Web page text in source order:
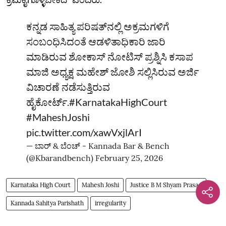
ಕನ್ನಡ ಸಾಹಿತ್ಯ ಪರಿಷತ್‌ನಲ್ಲಿ ಅಕ್ರಮಗಳಿಗೆ
ಸಂಬಂಧಿಸಿದಂತೆ ಆಡಳಿತಾಧಿಕಾರಿ ಜಾರಿ
ಮಾಡಿರುವ ಶೋಕಾಸ್‌ ನೋಟಿಸ್‌ ಪ್ರಶ್ನಿಸಿ ಕಸಾಪ
ಮಾಜಿ ಅಧ್ಯಕ್ಷ ಮಹೇಶ್‌ ಜೋಶಿ ಸಲ್ಲಿಸಿರುವ ಅರ್ಜಿ
ವಿಚಾರಣೆ ನಡೆಸುತ್ತಿರುವ
ಹೈಕೋರ್ಟ್‌.#KarnatakaHighCourt
#MaheshJoshi
pic.twitter.com/xawVxjlArI
— ಬಾರ್‌ & ಬೆಂಚ್ - Kannada Bar & Bench
(@Kbarandbench) February 25, 2026
Karnataka High Court Mahesh Joshi Justice B M Shyam Prasad
Kannada Sahitya Parishath irregularity